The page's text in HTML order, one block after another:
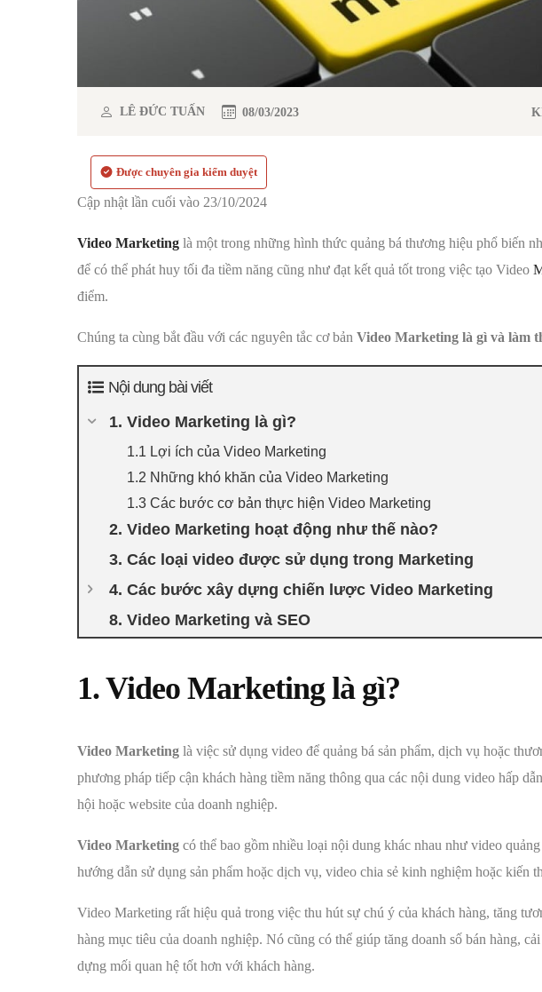
LÊ ĐỨC TUẤN 08/03/2023
Được chuyên gia kiểm duyệt
Cập nhật lần cuối vào 23/10/2024
Video Marketing là một trong những hình thức quảng bá thương hiệu phổ biến
để có thể phát huy tối đa tiềm năng cũng như đạt kết quả tốt trong việc tạo Video
điểm.
Chúng ta cùng bắt đầu với các nguyên tắc cơ bản Video Marketing là gì và làm
Nội dung bài viết
1. Video Marketing là gì?
1.1 Lợi ích của Video Marketing
1.2 Những khó khăn của Video Marketing
1.3 Các bước cơ bản thực hiện Video Marketing
2. Video Marketing hoạt động như thế nào?
3. Các loại video được sử dụng trong Marketing
4. Các bước xây dựng chiến lược Video Marketing
8. Video Marketing và SEO
1. Video Marketing là gì?
Video Marketing là việc sử dụng video để quảng bá sản phẩm, dịch vụ hoặc
phương pháp tiếp cận khách hàng tiềm năng thông qua các nội dung video hấp
hội hoặc website của doanh nghiệp.
Video Marketing có thể bao gồm nhiều loại nội dung khác nhau như video
hướng dẫn sử dụng sản phẩm hoặc dịch vụ, video chia sẻ kinh nghiệm hoặc kiến
Video Marketing rất hiệu quả trong việc thu hút sự chú ý của khách hàng, tăng
hàng mục tiêu của doanh nghiệp. Nó cũng có thể giúp tăng doanh số bán hàng,
dựng mối quan hệ tốt hơn với khách hàng.